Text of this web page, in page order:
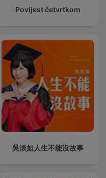
Povijest četvrtkom
吳淡如人生不能沒故事